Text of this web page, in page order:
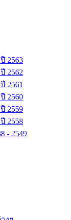
2563
2562
2561
2560
2559
2558
- 2549